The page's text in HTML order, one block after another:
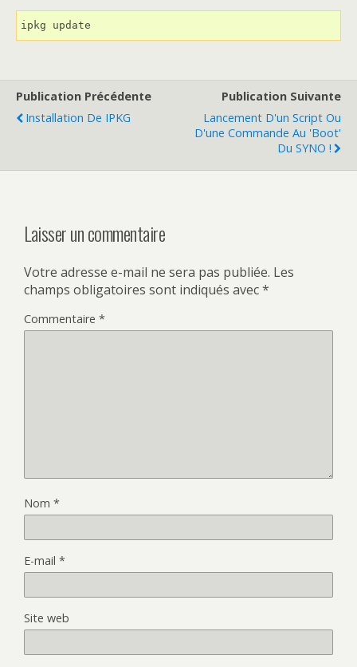
ipkg update
Publication Précédente
Installation De IPKG
Publication Suivante
Lancement D'un Script Ou
D'une Commande Au 'boot'
Du SYNO !
Laisser un commentaire
Votre adresse e-mail ne sera pas publiée. Les
champs obligatoires sont indiqués avec*
Commentaire *
Nom *
E-mail *
Site web